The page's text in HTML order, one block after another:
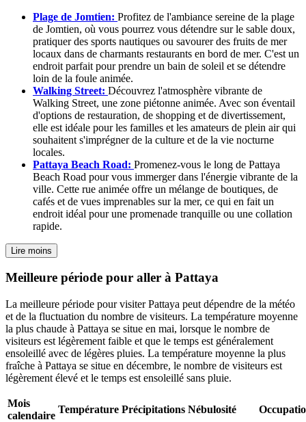
Plage de Jomtien: Profitez de l'ambiance sereine de la plage
de Jomtien, où vous pourrez vous détendre sur le sable doux,
pratiquer des sports nautiques ou savourer des fruits de mer
locaux dans de charmants restaurants en bord de mer. C'est un
endroit parfait pour prendre un bain de soleil et se détendre
loin de la foule animée.
Walking Street: Découvrez l'atmosphère vibrante de
Walking Street, une zone piétonne animée. Avec son éventail
d'options de restauration, de shopping et de divertissement,
elle est idéale pour les familles et les amateurs de plein air qui
souhaitent s'imprégner de la culture et de la vie nocturne
locales.
Pattaya Beach Road: Promenez-vous le long de Pattaya
Beach Road pour vous immerger dans l'énergie vibrante de la
ville. Cette rue animée offre un mélange de boutiques, de
cafés et de vues imprenables sur la mer, ce qui en fait un
endroit idéal pour une promenade tranquille ou une collation
rapide.
Lire moins
Meilleure période pour aller à Pattaya
La meilleure période pour visiter Pattaya peut dépendre de la météo
et de la fluctuation du nombre de visiteurs. La température moyenne
la plus chaude à Pattaya se situe en mai, lorsque le nombre de
visiteurs est légèrement faible et que le temps est généralement
ensoleillé avec de légères pluies. La température moyenne la plus
fraîche à Pattaya se situe en décembre, le nombre de visiteurs est
légèrement élevé et le temps est ensoleillé sans pluie.
Mois
calendaire
Température Précipitations Nébulosité